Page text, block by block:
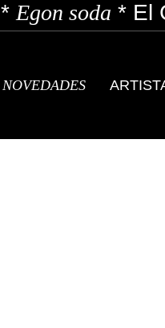
Egon soda* El
NOVEDADES